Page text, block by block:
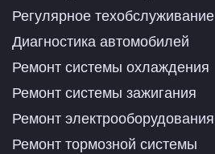
Регулярное техобслуживание
Диагностика автомобилей
Ремонт системы охлаждения
Ремонт системы зажигания
Ремонт электрооборудования
Ремонт тормозной системы